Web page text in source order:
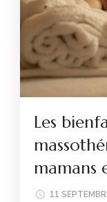
Les
mamans
11